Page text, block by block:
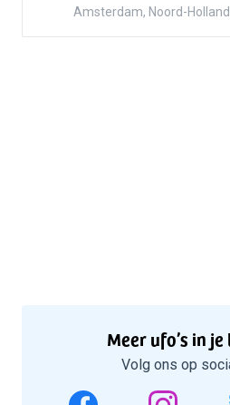
Amsterdam, Noord-Holland
Meer ufo’s in
Volg ons op